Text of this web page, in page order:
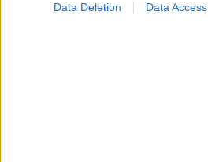
Data Deletion Data Access
2024. augusztus 02. 12:04